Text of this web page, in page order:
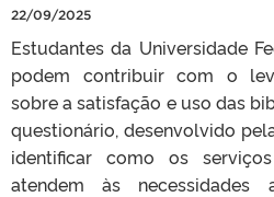
22/09/2025
Estudantes da Universidade
podem contribuir com o
sobre a satisfação e uso das
questionário, desenvolvido
identificar como os
atendem às necessidades